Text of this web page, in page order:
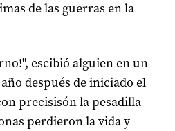
de las guerras en la
escibió alguien en un
después de iniciado el
precisisón la pesadilla
perdieron la vida y